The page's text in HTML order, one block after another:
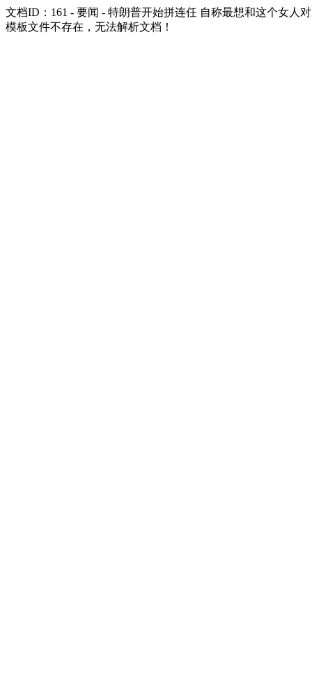
文档ID：161 - 要闻 - 特朗普开始拼连任 自称最想和这个女人
模板文件不存在，无法解析文档！